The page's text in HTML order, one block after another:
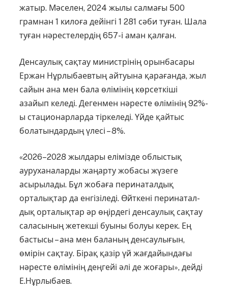
жатыр. Мә­се­лен, 2024 жылы салмағы 500
грамнан 1 килоға дейінгі 1 281 сәби туған. Шала
ту­ған нәрестелердің 657-і аман қалған.
Денсаулық сақтау министрінің орын­басары
Ержан Нұрлыбаевтың ай­туына қарағанда, жыл
сайын ана мен бала өлімі­нің көрсеткіші
азайып келеді. Дегенмен нәресте өлімінің 92%-
ы стационарларда тіркеледі. Үйде қайтыс
болатындардың үлесі – 8%.
«2026–2028 жылдары елімізде облыс­тық
ауруханаларды жаңарту жобасы жүзеге
асырылады. Бұл жобаға перинаталдық
орталықтар да енгізіледі. Өйткені перина­тал­
дық орталықтар әр өңірдегі денсаулық сақтау
саласының жетекші буыны болуы керек. Ең
бастысы – ана мен баланың денсаулығын,
өмірін сақтау. Бірақ қазір үй жағдайындағы
нәресте өлімінің деңгейі әлі де жоғары», дейді
Е.Нұрлыбаев.